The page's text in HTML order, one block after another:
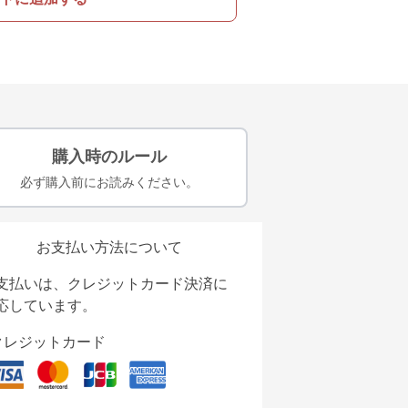
購入時のルール
必ず購入前にお読みください。
お支払い方法について
払いは、クレジットカード決済に
しています。
レジットカード